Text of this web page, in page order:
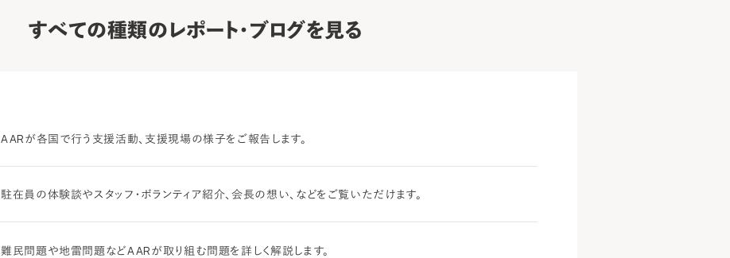
すべての種類のレポート・ブログを見る
AARが各国で行う支援活動、支援現場の様子をご報告します。
駐在員の体験談やスタッフ・ボランティア紹介、会長の想い、などをご覧いただけます。
難民問題や地雷問題などAARが取り組む問題を詳しく解説します。